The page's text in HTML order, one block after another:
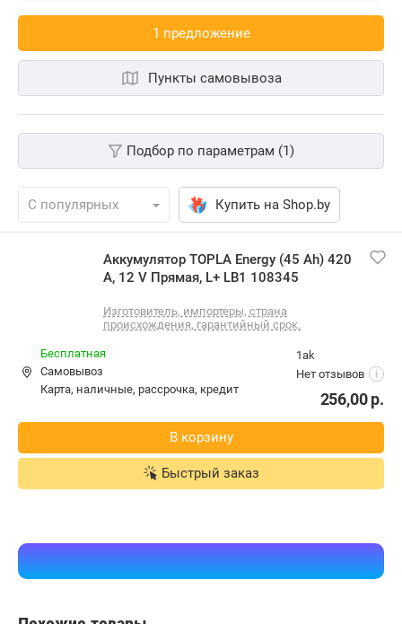
1 предложениe
Пункты самовывоза
Подбор по параметрам (1)
Купить на Shop.by
Аккумулятор TOPLA Energy (45 Ah) 420 A, 12 V
Прямая, L+ LB1 108345
Изготовитель, импортеры, cтрана происхождения,
гарантийный срок.
Бесплатная
карта, наличные, рассрочка, кредит
Быстрый заказ